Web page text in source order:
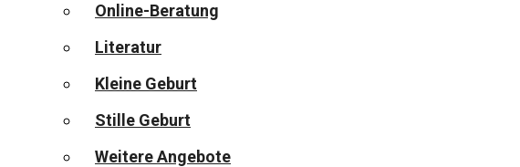
Online-Beratung
Literatur
Kleine Geburt
Stille Geburt
Weitere Angebote